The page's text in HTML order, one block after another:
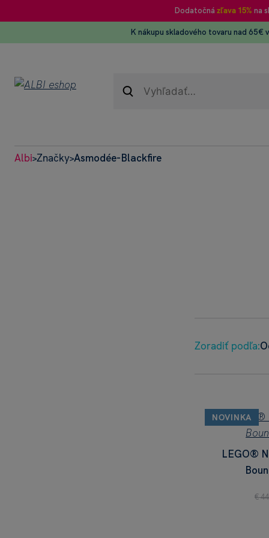
Dodatočná zľava 15% na
K nákupu skladového tovaru nad
Albi>Značky>Asmodée-Blackfire
Zoradiť podľa:
NOVINKA
LEGO®
€